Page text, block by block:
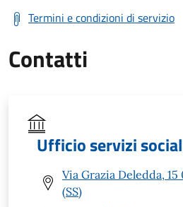
Termini e condizioni di servizio
Contatti
Ufficio servizi
Via Grazia Deledda,
(SS)